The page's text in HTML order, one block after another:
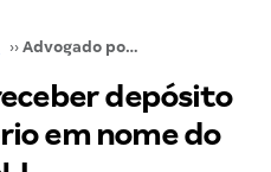
›› Advogado pode receber depósito judicial e precatório em nome do cliente, decide CNJ
depósito
em nome do